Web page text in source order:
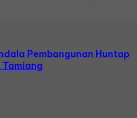
Pembangunan Huntap
Tamiang